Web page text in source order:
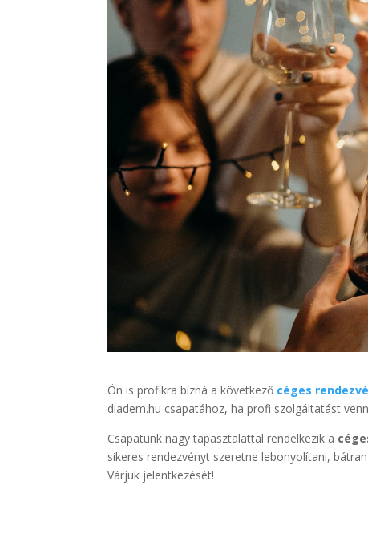
Ön is profikra bízná a következő céges
diadem.hu csapatához, ha profi szolgáltatást
Csapatunk nagy tapasztalattal rendelkezik a
sikeres rendezvényt szeretne lebonyolítani,
Várjuk jelentkezését!